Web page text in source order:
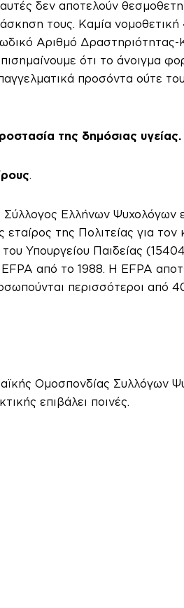
δεν αποτελούν
άσκηση τους. Καμία
Αριθμό
ότι το άνοιγμα
προσόντα ούτε
της δημόσιας υγείας.
.
Ελλήνων Ψυχολόγων
της Πολιτείας για
Υπουργείου Παιδείας
από το 1988. Η EFPA
περισσότεροι από
Ομοσπονδίας Συλλόγων
επιβάλει ποινές.